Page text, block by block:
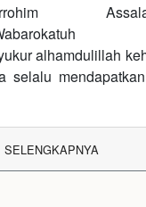
alhamdulillah
selalu
SELENGKAPNYA